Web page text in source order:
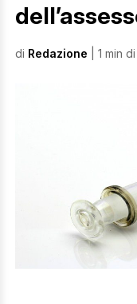
di Redazione | 1 min